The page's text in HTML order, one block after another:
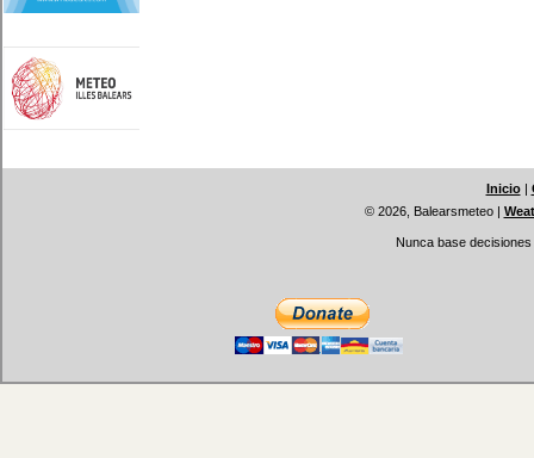
Inicio|
© 2026, Balearsmeteo|
Nunca base